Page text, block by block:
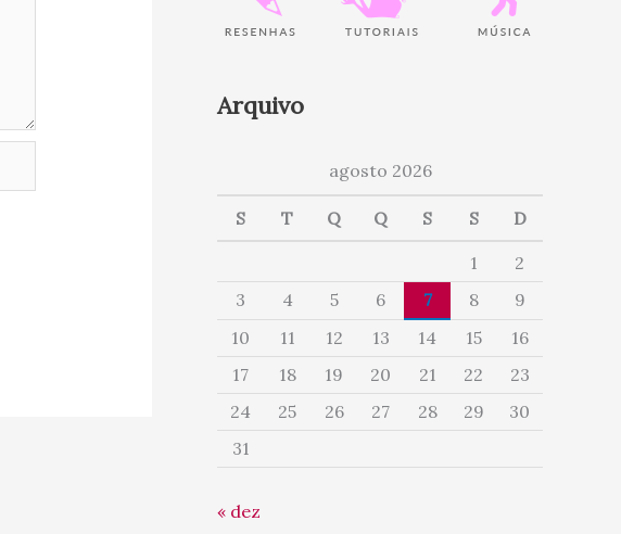
Arquivo
agosto 2026
S T Q Q S S D
1
2
3
4 5 6 7 8
9
10
11 12 13 14 15
16
17
18 19 20 21 22
23
24
25 26 27 28 29
30
31
« dez